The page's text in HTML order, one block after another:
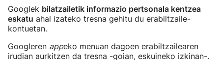
Googlek bilatzailetik informazio pertsonala kentzea
eskatu ahal izateko tresna gehitu du erabiltzaile-
kontuetan.
Googleren appeko menuan dagoen erabiltzailearen
irudian aurkitzen da tresna -goian, eskuineko izkinan-.